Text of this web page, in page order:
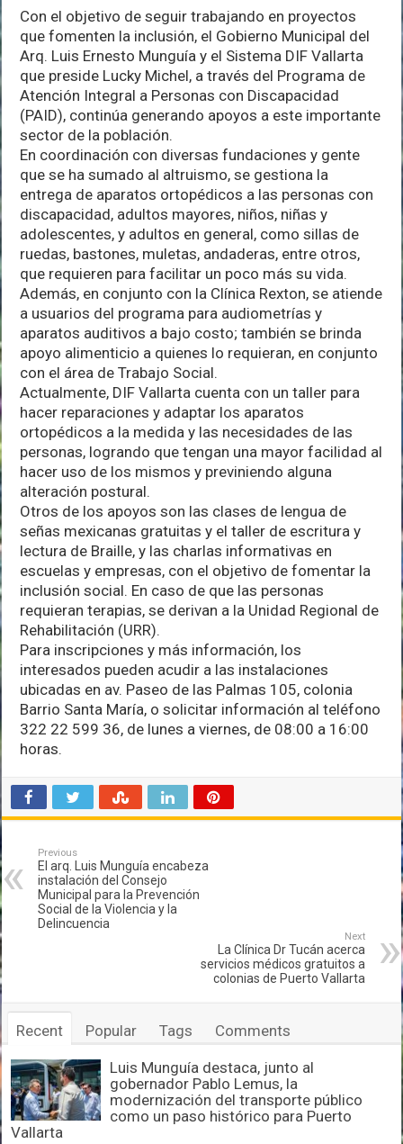
personas
con
discapacidad
a
través
de
DIF
Con el objetivo de seguir trabajando en proyectos
que fomenten la inclusión, el Gobierno Municipal del
Arq. Luis Ernesto Munguía y el Sistema DIF Vallarta
que preside Lucky Michel, a través del Programa de
Atención Integral a Personas con Discapacidad
(PAID), continúa generando apoyos a este importante
sector de la población.
En coordinación con diversas fundaciones y gente
que se ha sumado al altruismo, se gestiona la
entrega de aparatos ortopédicos a las personas con
discapacidad, adultos mayores, niños, niñas y
adolescentes, y adultos en general, como sillas de
ruedas, bastones, muletas, andaderas, entre otros,
que requieren para facilitar un poco más su vida.
Además, en conjunto con la Clínica Rexton, se atiende
a usuarios del programa para audiometrías y
aparatos auditivos a bajo costo; también se brinda
apoyo alimenticio a quienes lo requieran, en conjunto
con el área de Trabajo Social.
Actualmente, DIF Vallarta cuenta con un taller para
hacer reparaciones y adaptar los aparatos
ortopédicos a la medida y las necesidades de las
personas, logrando que tengan una mayor facilidad al
hacer uso de los mismos y previniendo alguna
alteración postural.
Otros de los apoyos son las clases de lengua de
señas mexicanas gratuitas y el taller de escritura y
lectura de Braille, y las charlas informativas en
escuelas y empresas, con el objetivo de fomentar la
inclusión social. En caso de que las personas
requieran terapias, se derivan a la Unidad Regional de
Rehabilitación (URR).
Para inscripciones y más información, los
interesados pueden acudir a las instalaciones
ubicadas en av. Paseo de las Palmas 105, colonia
Barrio Santa María, o solicitar información al teléfono
322 22 599 36, de lunes a viernes, de 08:00 a 16:00
horas.
Previous
El arq. Luis Munguía encabeza
instalación del Consejo
Municipal para la Prevención
Social de la Violencia y la
Delincuencia
Next
La Clínica Dr Tucán acerca
servicios médicos gratuitos a
colonias de Puerto Vallarta
Recent Popular Tags Comments
Luis Munguía destaca, junto al
gobernador Pablo Lemus, la
modernización del transporte público
como un paso histórico para Puerto
Vallarta